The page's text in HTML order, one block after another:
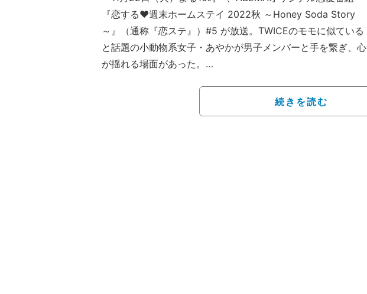
『恋する♥週末ホームステイ 2022秋 ～Honey Soda Story
～』（通称『恋ステ』）#5 が放送。TWICEのモモに似ている
と話題の小動物系女子・あやかが男子メンバーと手を繋ぎ、心
が揺れる場面があった。
本番組は、遠く離れた街に住む高校生たちが週末を一緒に過
ごし、その中で生まれる恋模様を追う恋愛番組。スタジオMC
続きを読む